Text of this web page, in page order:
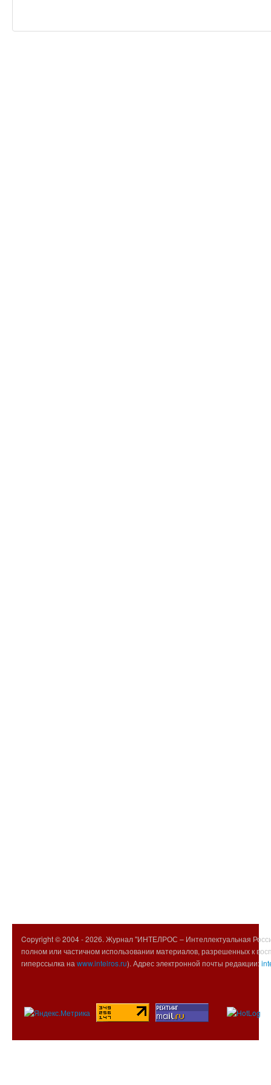
Copyright © 2004 -2026. Журнал "ИНТЕЛРОС – Интеллектуальная
полном или частичном использовании материалов, разрешенных к
гиперссылка на www.intelros.ru). Адрес электронной почты редакции: